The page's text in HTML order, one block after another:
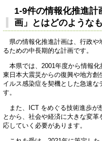
1-9件の情報化推進計
画」とはどのような
県の情報化推進計画は、行政や
るための中長期的な計画です。
本県では、2001年度から情報化
東日本大震災からの復興や地方創
イルス感染症を契機とした急速
す。
また、ICT をめぐる技術進歩が
とから、社会や経済に大きな変
応していく必要があります。